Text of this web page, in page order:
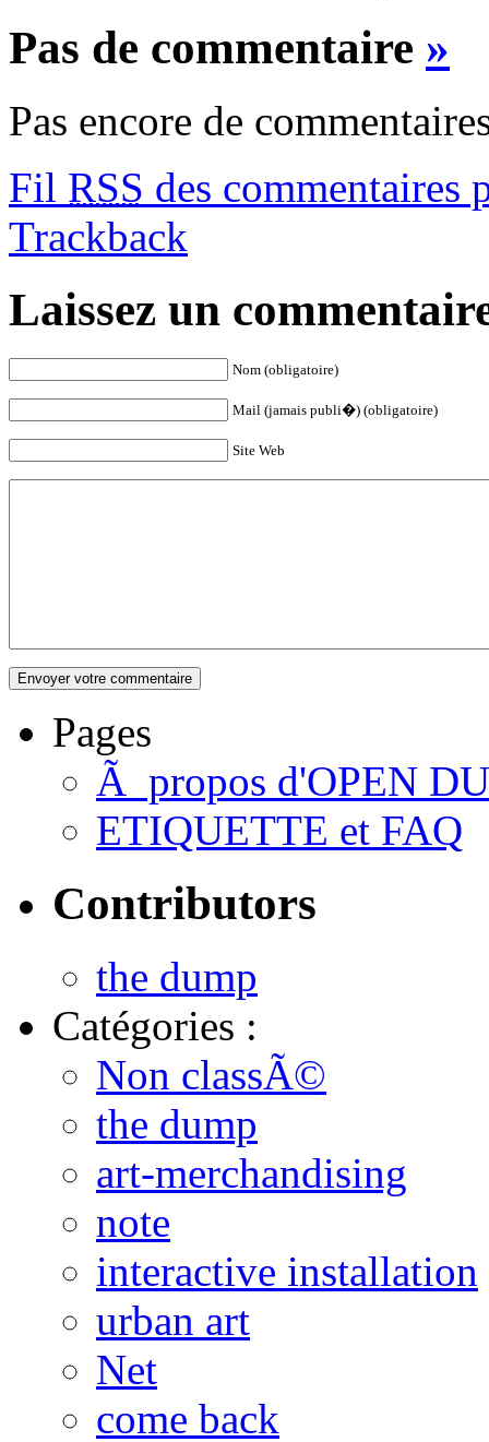
Pas de commentaire »
Pas encore de
Fil RSS des commentaires
Trackback
Laissez un
Nom (obligatoire)
Mail (jamais publi�) (obligatoire)
Site Web
Pages
Ã propos d'OPEN
ETIQUETTE et FAQ
Contributors
the dump
Catégories :
Non classÃ©
the dump
art-merchandising
note
interactive installation
urban art
Net
come back